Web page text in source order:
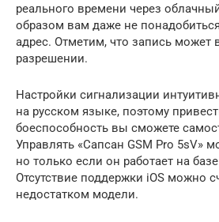
реального времени через
образом вам даже не
адрес. Отметим, что запись может
разрешении.
Настройки сигнализации
на русском языке, поэтому
боеспособность вы сможете
Управлять «Сапсан GSM Prо 5sV»
но только если он работает на
Отсутствие поддержки iOS можно
недостатком модели.